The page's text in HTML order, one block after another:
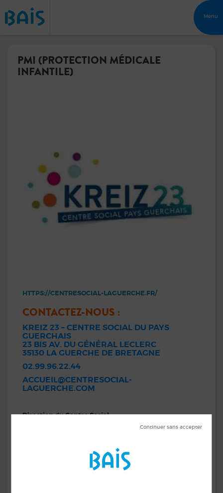
Menu
PMI (PROTECTION MÉDICALE
INFANTILE)
HTTPS://CENTRESOCIAL-LAGUERCHE.FR/
CONTACTEZ-NOUS :
KREIZ 23 – CENTRE SOCIAL DU PAYS
GUERCHAIS
23 BIS AV. DU GÉNÉRAL LECLERC
35130 LA GUERCHE DE BRETAGNE
02.99.96.22.44
ACCUEIL@CENTRESOCIAL-
LAGUERCHE.COM
Direction du Centre Social :
direction@centresocial-laguerche.com
multiaccueil.mdp@outlook.fr